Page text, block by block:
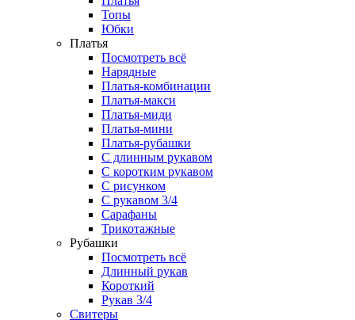
Топы
Юбки
Платья
Посмотреть всё
Нарядные
Платья-комбинации
Платья-макси
Платья-миди
Платья-мини
Платья-рубашки
С длинным рукавом
С коротким рукавом
С рисунком
С рукавом 3/4
Сарафаны
Трикотажные
Рубашки
Посмотреть всё
Длинный рукав
Короткий
Рукав 3/4
Свитеры